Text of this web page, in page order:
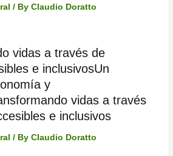
/ By Claudio Doratto
vidas a través de
e inclusivosUn
y
vidas a través
e inclusivos
/ By Claudio Doratto